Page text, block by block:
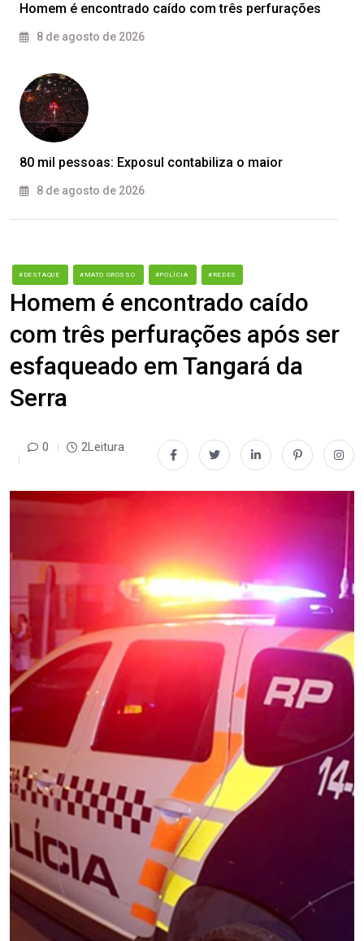
Homem é encontrado caído com três perfurações
8 de agosto de 2026
80 mil pessoas: Exposul contabiliza o maior
8 de agosto de 2026
#DESTAQUE #MATO GROSSO #POLÍCIA #REDES
Homem é encontrado caído
com três perfurações após ser
esfaqueado em Tangará da
Serra
0 2Leitura